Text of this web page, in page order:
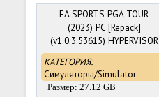
EA SPORTS PGA TOUR
(2023) PC [Repack]
(v1.0.3.53615) HYPERVISOR
BYPASS
КАТЕГОРИЯ:
Симуляторы/Simulator
Размер: 27.12 GB